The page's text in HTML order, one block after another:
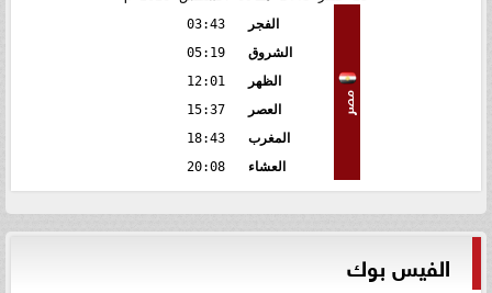
مصر
الفجر
03:43
الشروق
05:19
الظهر
12:01
العصر
15:37
المغرب
18:43
العشاء
20:08
الفيس بوك